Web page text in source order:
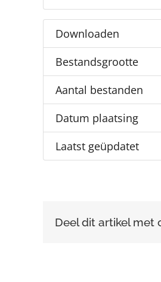
Downloaden
Bestandsgrootte
Aantal bestanden
Datum plaatsing
Laatst geüpdatet
Deel dit artikel met